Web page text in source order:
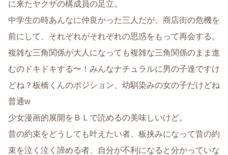
に来たヤクザの構成員の足立。
中学生の時あんなに仲良かった三人だが、商店街の危機を
前にして、それぞれがそれぞれの思惑をもって再会する。
複雑な三角関係が大人になっても複雑な三角関係のまま進
むのドキドキする〜！みんなナチュラルに男の子達ですけ
どね？板橋くんのポジション、幼馴染みの女の子だけどね
普通w
少女漫画的展開をＢＬで読めるの美味しいけど。
昔の約束をどうしても叶えたい者、板挟みになって昔の約
束を泣く泣く諦める者、自分が不利になると分かっていな